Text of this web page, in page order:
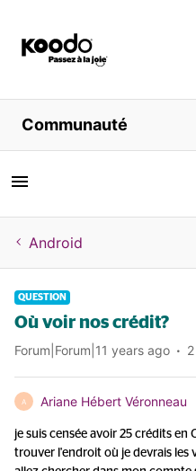
Magasiner
Libre service
Aide
Communauté
Android
QUESTION
Où voir nos crédit?
Forum|Forum|11 years ago
A Ariane Hébert Véronneau
je suis censée avoir 25 crédits en
trouver l'endroit où je devrais les